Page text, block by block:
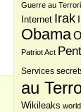
Guerre au
Internet Irak
Obama
Patriot Act
Services
au
Wikileaks